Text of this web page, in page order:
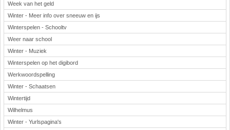
Week van het geld
Winter - Meer info over sneeuw en ijs
Winterspelen - Schooltv
Weer naar school
Winter - Muziek
Winterspelen op het digibord
Werkwoordspelling
Winter - Schaatsen
Wintertijd
Wilhelmus
Winter - Yurlspagina's